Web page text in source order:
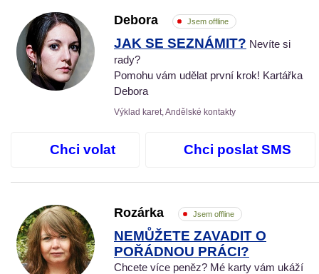
Debora Jsem offline
JAK SE SEZNÁMIT? Nevíte si
rady?
Pomohu vám udělat první krok! Kartářka
Debora
Výklad karet, Andělské kontakty
Chci volat Chci poslat SMS
Rozárka Jsem offline
NEMŮŽETE ZAVADIT O
POŘÁDNOU PRÁCI?
Chcete více peněz? Mé karty vám ukáží